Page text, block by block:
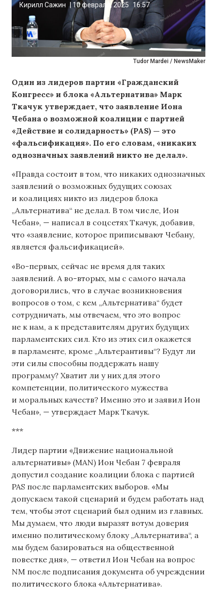
Tudor Mardei / NewsMaker
Кирилл Сажин | 10 февраля, 2025 16:57
Один из лидеров партии «Гражданский
Конгресс» и блока «Альтернатива» Марк
Ткачук утверждает, что заявление Иона
Чебана о возможной коалиции с партией
«Действие и солидарность» (PAS) — это
«фальсификация». По его словам, «никаких
однозначных заявлений никто не делал».
«Правда состоит в том, что никаких однозначных
заявлений о возможных будущих союзах
и коалициях никто из лидеров блока
„Альтернатива“ не делал. В том числе, Ион
Чебан», — написал в соцсетях Ткачук, добавив,
что «заявление, которое приписывают Чебану,
является фальсификацией».
«Во-первых, сейчас не время для таких
заявлений. А во-вторых, мы с самого начала
договорились, что в случае возникновения
вопросов о том, с кем „Альтернатива“ будет
сотрудничать, мы отвечаем, что это вопрос
не к нам, а к представителям других будущих
парламентских сил. Кто из этих сил окажется
в парламенте, кроме „Альтерантивы“? Будут ли
эти силы способны поддержать нашу
программу? Хватит ли у них для этого
компетенции, политического мужества
и моральных качеств? Именно это и заявил Ион
Чебан», — утверждает Марк Ткачук.
***
Лидер партии «Движение национальной
альтернативы» (MAN) Ион Чебан 7 февраля
допустил создание коалиции блока с партией
PAS после парламентских выборов. «Мы
допускаем такой сценарий и будем работать над
тем, чтобы этот сценарий был одним из главных.
Мы думаем, что люди выразят вотум доверия
именно политическому блоку „Альтернатива“, а
мы будем базироваться на общественной
повестке дня», — ответил Ион Чебан на вопрос
NM после подписания документа об учреждении
политического блока «Альтернатива».